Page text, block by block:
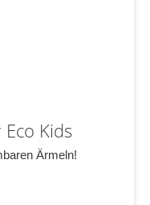
Kids
Ärmeln!